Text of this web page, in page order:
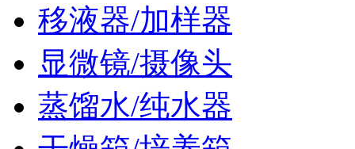
移液器/加样器
显微镜/摄像头
蒸馏水/纯水器